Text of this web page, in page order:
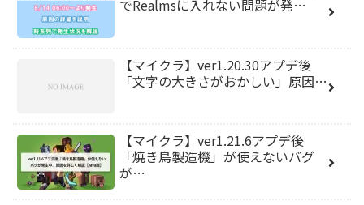
でRealmsに入れない問題が発…
【マイクラ】ver1.20.30アプデ後
「文字の大きさがおかしい」原因…
【マイクラ】ver1.21.6アプデ後
「焼き鳥製造機」が使えないバグ
が…